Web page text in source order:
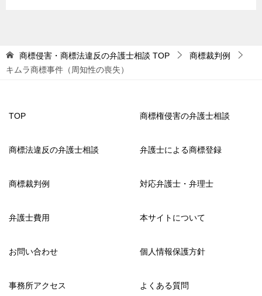
商標侵害・商標法違反の弁護士相談 TOP
商標裁判例
キムラ商標事件（周知性の喪失）
TOP 商標権侵害の弁護士相談
商標法違反の弁護士相談 弁護士による商標登録
商標裁判例 対応弁護士・弁理士
弁護士費用 本サイトについて
お問い合わせ 個人情報保護方針
事務所アクセス よくある質問